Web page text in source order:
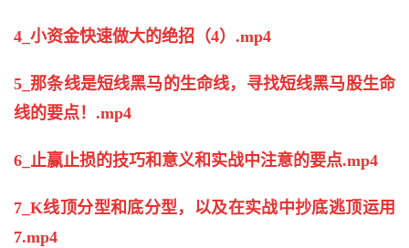
4_小资金快速做大的绝招（4）.mp4
5_那条线是短线黑马的生命线，寻找短线黑马股生命
线的要点！.mp4
6_止赢止损的技巧和意义和实战中注意的要点.mp4
7_K线顶分型和底分型，以及在实战中抄底逃顶运用
7.mp4